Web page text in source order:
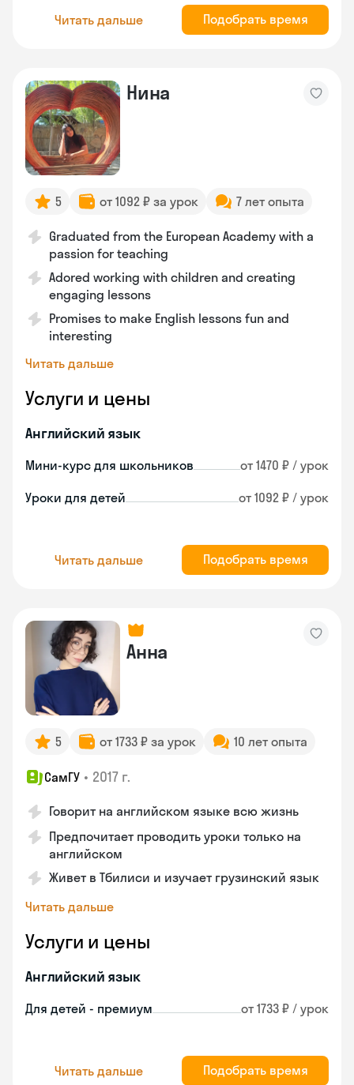
Читать дальше Подобрать время
Нина
5 от 1092 ₽ за урок 7 лет опыта
Graduated from the European Academy with a
passion for teaching
Adored working with children and creating
engaging lessons
Promises to make English lessons fun and
interesting
Читать дальше
Услуги и цены
Английский язык
Мини-курс для школьников от 1470 ₽ / урок
Уроки для детей от 1092 ₽ / урок
Читать дальше Подобрать время
Анна
5 от 1733 ₽ за урок 10 лет опыта
СамГУ • 2017 г.
Говорит на английском языке всю жизнь
Предпочитает проводить уроки только на
английском
Живет в Тбилиси и изучает грузинский язык
Читать дальше
Услуги и цены
Английский язык
Для детей - премиум от 1733 ₽ / урок
Читать дальше Подобрать время